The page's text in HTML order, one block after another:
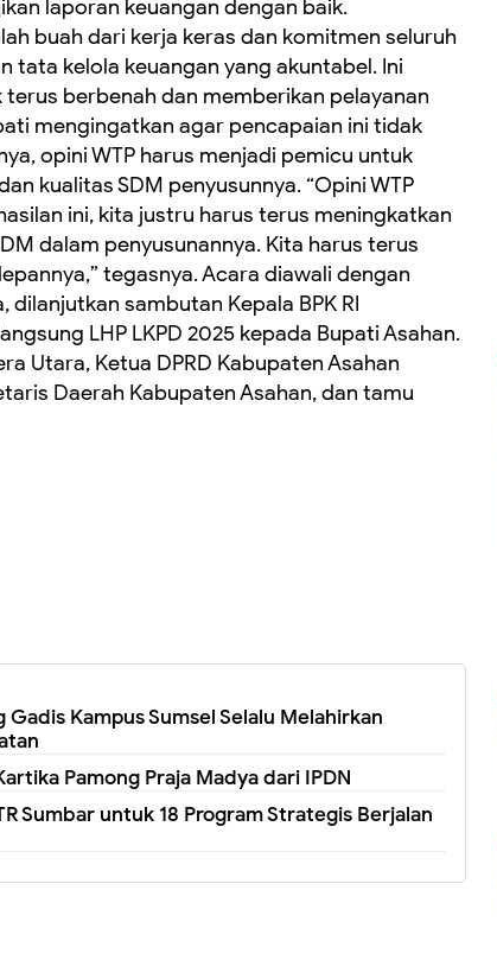
laporan keuangan dengan baik.
buah dari kerja keras dan komitmen seluruh
tata kelola keuangan yang akuntabel. Ini
berbenah dan memberikan pelayanan
mengingatkan agar pencapaian ini tidak
opini WTP harus menjadi pemicu untuk
kualitas SDM penyusunnya. “Opini WTP
ini, kita justru harus terus meningkatkan
dalam penyusunannya. Kita harus terus
tegasnya. Acara diawali dengan
dilanjutkan sambutan Kepala BPK RI
LHP LKPD 2025 kepada Bupati Asahan.
Utara, Ketua DPRD Kabupaten Asahan
Daerah Kabupaten Asahan, dan tamu
Kampus Sumsel Selalu Melahirkan
Pamong Praja Madya dari IPDN
Sumbar untuk 18 Program Strategis Berjalan